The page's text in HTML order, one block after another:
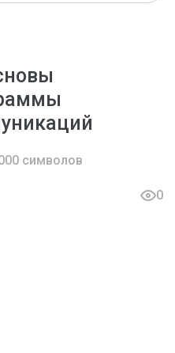
символов
0